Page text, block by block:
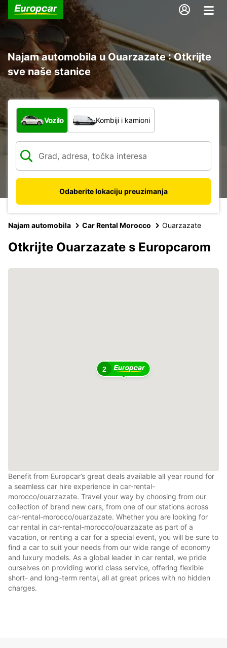
Najam automobila u Ouarzazate : Otkrijte
sve naše stanice
Koja vrsta vozila?
Vozilo Kombiji i kamioni
Odaberite lokaciju preuzimanja
Najam automobila Car Rental Morocco Ouarzazate
Otkrijte Ouarzazate s Europcarom
2
Benefit from Europcar’s great deals available all year round for
a seamless car hire experience in car-rental-
morocco/ouarzazate. Travel your way by choosing from our
collection of brand new cars, from one of our stations across
car-rental-morocco/ouarzazate. Whether you are looking for
car rental in car-rental-morocco/ouarzazate as part of a
vacation, or renting a car for a special event, you will be sure to
find a car to suit your needs from our wide range of economy
and luxury models. As a global leader in car rental, we pride
ourselves on providing world class service, offering flexible
short- and long-term rental, all at great prices with no hidden
charges.